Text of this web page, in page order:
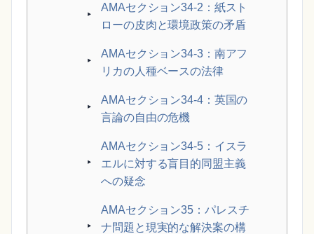
AMAセクション34-2：紙スト
ローの皮肉と環境政策の矛盾
AMAセクション34-3：南アフ
リカの人種ベースの法律
AMAセクション34-4：英国の
言論の自由の危機
AMAセクション34-5：イスラ
エルに対する盲目的同盟主義
への疑念
AMAセクション35：パレスチ
ナ問題と現実的な解決案の構